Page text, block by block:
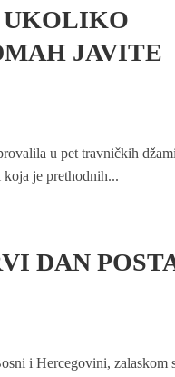
JAVITE
u pet travničkih
je prethodnih...
DAN
i Hercegovini, zalaskom